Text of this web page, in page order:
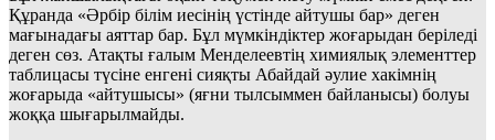
Құранда «Әрбір білім иесінің үстінде айтушы бар» деген
мағынадағы аяттар бар. Бұл мүмкіндіктер жоғарыдан беріледі
деген сөз. Атақты ғалым Менделеевтің химиялық элементтер
таблицасы түсіне енгені сияқты Абайдай әулие хакімнің
жоғарыда «айтушысы» (яғни тылсыммен байланысы) болуы
жоққа шығарылмайды.